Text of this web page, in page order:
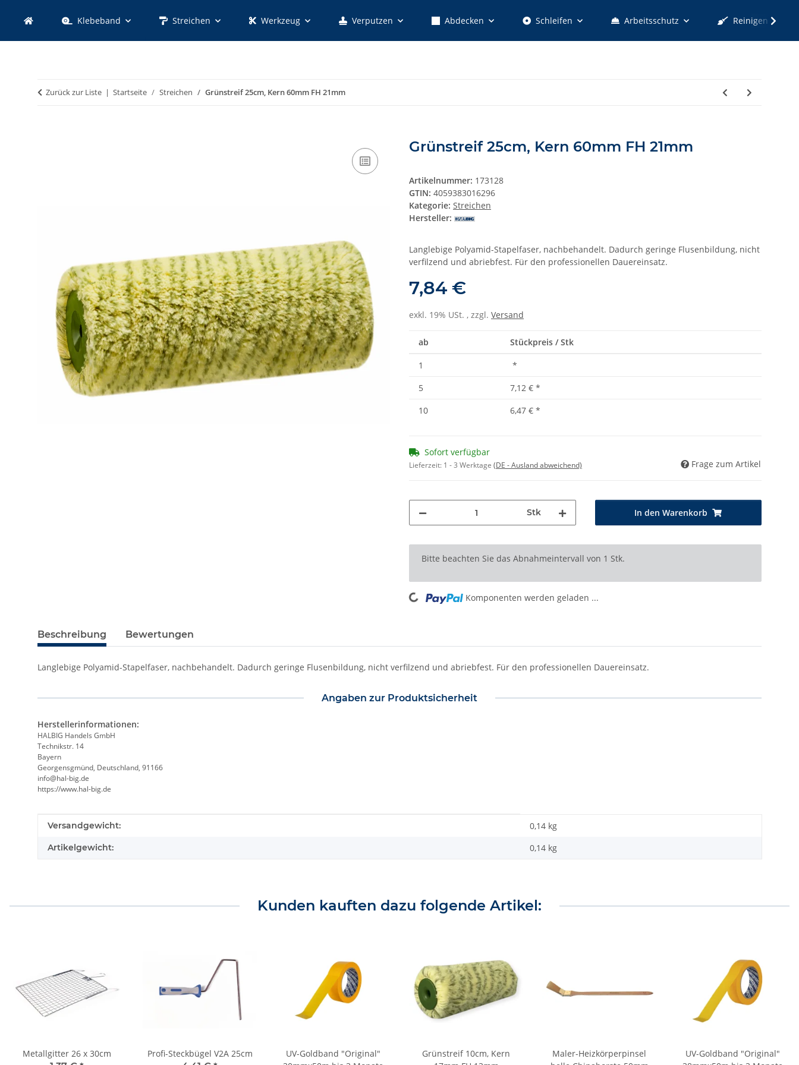
Klebeband Streichen Werkzeug Verputzen Abdecken Schleifen Arbeitsschutz Reinigen
Zurück zur Liste Startseite Streichen Grünstreif 25cm, Kern 60mm FH 21mm
Grünstreif 25cm, Kern 60mm FH 21mm
Artikelnummer: 173128
GTIN: 4059383016296
Kategorie: Streichen
Hersteller:
Langlebige Polyamid-Stapelfaser, nachbehandelt. Dadurch geringe Flusenbildung, nicht
verfilzend und abriebfest. Für den professionellen Dauereinsatz.
7,84 €
exkl. 19% USt. , zzgl. Versand
ab Stückpreis / Stk
1
*
5
7,12 € *
10
6,47 € *
Sofort verfügbar
Lieferzeit: 1 - 3 Werktage (DE - Ausland abweichend) Frage zum Artikel
Stk In den Warenkorb
x
Bitte beachten Sie das Abnahmeintervall von 1 Stk.
Loading... Komponenten werden geladen ...
Beschreibung Bewertungen
Langlebige Polyamid-Stapelfaser, nachbehandelt. Dadurch geringe Flusenbildung, nicht verfilzend und abriebfest. Für den professionellen Dauereinsatz.
Angaben zur Produktsicherheit
Herstellerinformationen:
HALBIG Handels GmbH
Technikstr. 14
Bayern
Georgensgmünd, Deutschland, 91166
info@hal-big.de
https://www.hal-big.de
Produkteigenschaft
Wert
Versandgewicht: 0,14 kg
Artikelgewicht: 0,14 kg
Kunden kauften dazu folgende Artikel:
Metallgitter 26 x 30cm
Profi-Steckbügel V2A 25cm
UV-Goldband "Original"
Grünstreif 10cm, Kern
Maler-Heizkörperpinsel
UV-Goldband "Original"